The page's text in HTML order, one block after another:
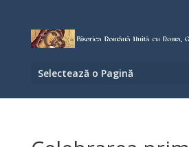
Selectează o Pagină